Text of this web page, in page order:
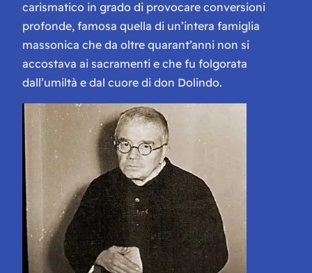
carismatico in grado di provocare conversioni
profonde, famosa quella di un’intera famiglia
massonica che da oltre quarant’anni non si
accostava ai sacramenti e che fu folgorata
dall’umiltà e dal cuore di don Dolindo.